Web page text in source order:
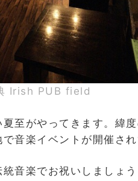
Irish PUB field
至がやってきます。緯
音楽イベントが開催され
音楽でお祝いしましょう